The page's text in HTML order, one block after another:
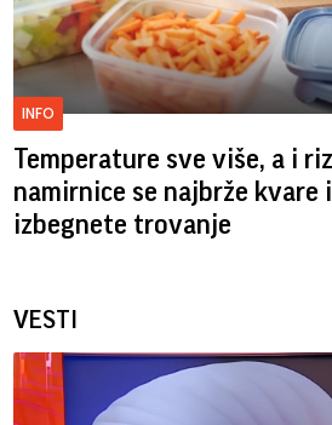
INFO
Temperature sve više, a i
namirnice se najbrže kvare
izbegnete trovanje
VESTI